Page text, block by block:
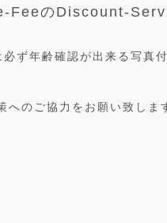
のDiscount-
ず年齢確認が出来る写
のご協力をお願い致しま